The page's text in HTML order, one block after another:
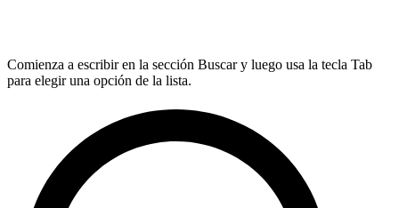
Comienza a escribir en la sección Buscar y luego usa la tecla Tab
para elegir una opción de la lista.